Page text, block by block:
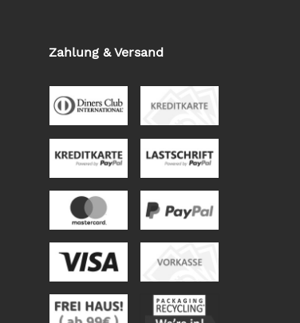
Zahlung & Versand